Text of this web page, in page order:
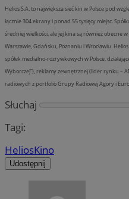
Helios S.A. to największa sieć kin w Polsce pod
łącznie 304 ekrany i ponad 55 tysięcy miejsc.
średniej wielkości, ale jej kina są również obecne
Warszawie, Gdańsku, Poznaniu i Wrocławiu.
spółek medialno-rozrywkowych w Polsce,
Wyborczej”), reklamy zewnętrznej (lider rynku –
radiowych z portfolio Grupy Radiowej Agory i
Słuchaj
Tagi:
HeliosKino
Udostępnij